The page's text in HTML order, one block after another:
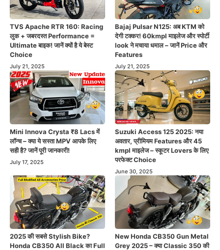
TVS Apache RTR 160: Racing
लुक + जबरदस्त Performance =
Ultimate बाइक! जानें क्यों है ये बेस्ट
Choice
July 21, 2025
Bajaj Pulsar N125: अब KTM को
देगी टक्कर! 60kmpl माइलेज और स्पोर्टी
look ने मचाया धमाल – जानें Price और
Features
July 21, 2025
Mini Innova Crysta ₹8 Lacs में
लॉन्च – क्या ये सस्ता MPV आपके लिए
सही है? जानें पूरी जानकारी!
July 17, 2025
Suzuki Access 125 2025: नया
अवतार, प्रीमियम Features और 45
kmpl माइलेज – स्कूटर Lovers के लिए
परफेक्ट Choice
June 30, 2025
2025 की सबसे Stylish Bike?
Honda CB350 All Black का Full
New Honda CB350 Gun Metal
Grey 2025 – क्या Classic 350 की